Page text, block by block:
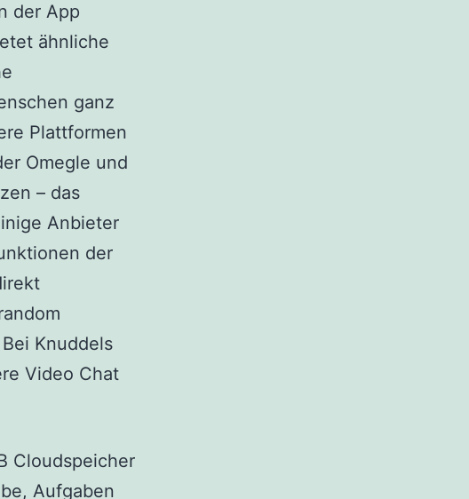
der App
ähnliche
ganz
Plattformen
Omegle und
– das
Anbieter
der
Knuddels
Video Chat
Cloudspeicher
Aufgaben